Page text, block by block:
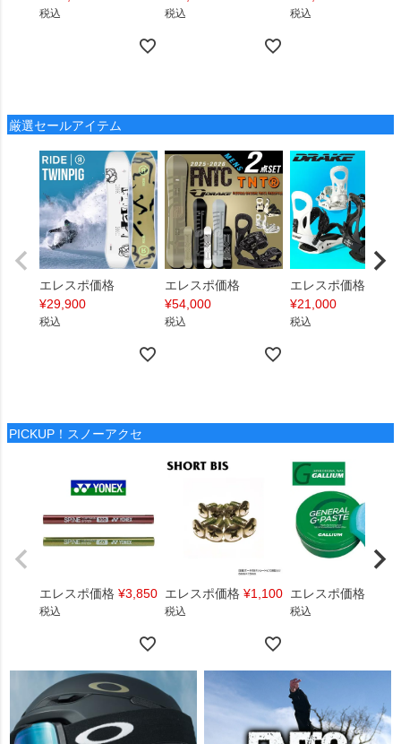
税込 税込 税込
厳選セールアイテム
エレスポ価格
¥29,900
税込
エレスポ価格
¥54,000
税込
エレスポ価格
¥21,000
税込
PICKUP！スノーアクセ
エレスポ価格 ¥3,850
税込
エレスポ価格 ¥1,100
税込
エレスポ価格
税込